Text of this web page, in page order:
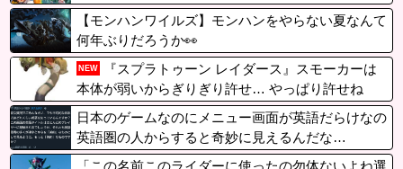
【モンハンワイルズ】モンハンをやらない夏なんて
何年ぶりだろうか👀
NEW
『スプラトゥーン レイダース』スモーカーは
本体が弱いからぎりぎり許せ… やっぱり許せね
え！
日本のゲームなのにメニュー画面が英語だらけなの
英語圏の人からすると奇妙に見えるんだな…
「この名前このライダーに使ったの勿体ないよね選